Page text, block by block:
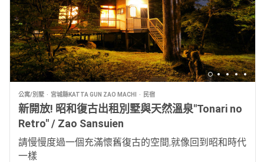
公寓/別墅 宮城縣KATTA GUN ZAO MACHI 民宿
新開放! 昭和復古出租別墅與天然溫泉"Tonari no
Retro" / Zao Sansuien
請慢慢度過一個充滿懷舊復古的空間,就像回到昭和時代
一樣